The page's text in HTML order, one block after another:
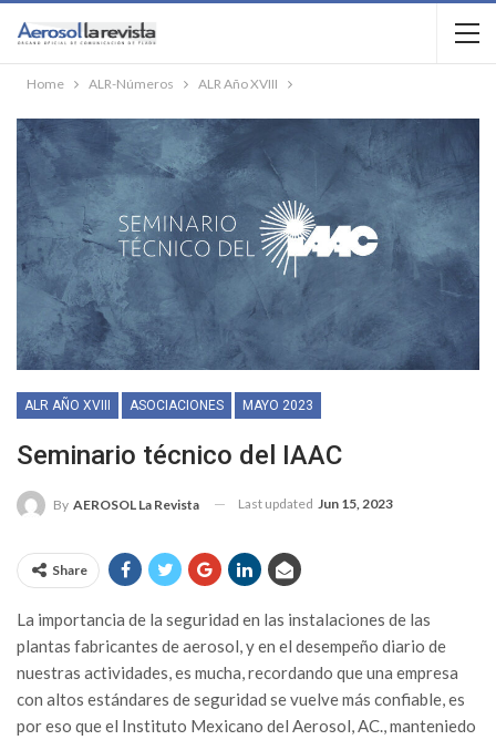
Home ALR-Números ALR Año XVIII
ALR AÑO XVIII ASOCIACIONES MAYO 2023
Seminario técnico del IAAC
By AEROSOL La Revista Last updated Jun 15, 2023
Share
La importancia de la seguridad en las instalaciones de las
plantas fabricantes de aerosol, y en el desempeño diario de
nuestras actividades, es mucha, recordando que una empresa
con altos estándares de seguridad se vuelve más confiable, es
por eso que el Instituto Mexicano del Aerosol, AC., manteniedo